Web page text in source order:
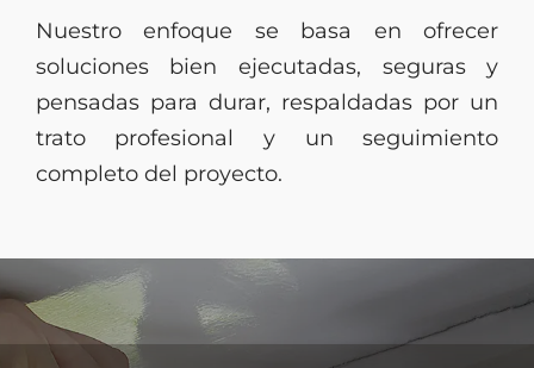
Nuestro enfoque se basa en ofrecer
soluciones bien ejecutadas, seguras y
pensadas para durar, respaldadas por un
trato profesional y un seguimiento
completo del proyecto.